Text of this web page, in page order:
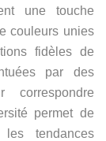
une touche
couleurs unies
fidèles de
par des
correspondre
permet de
tendances